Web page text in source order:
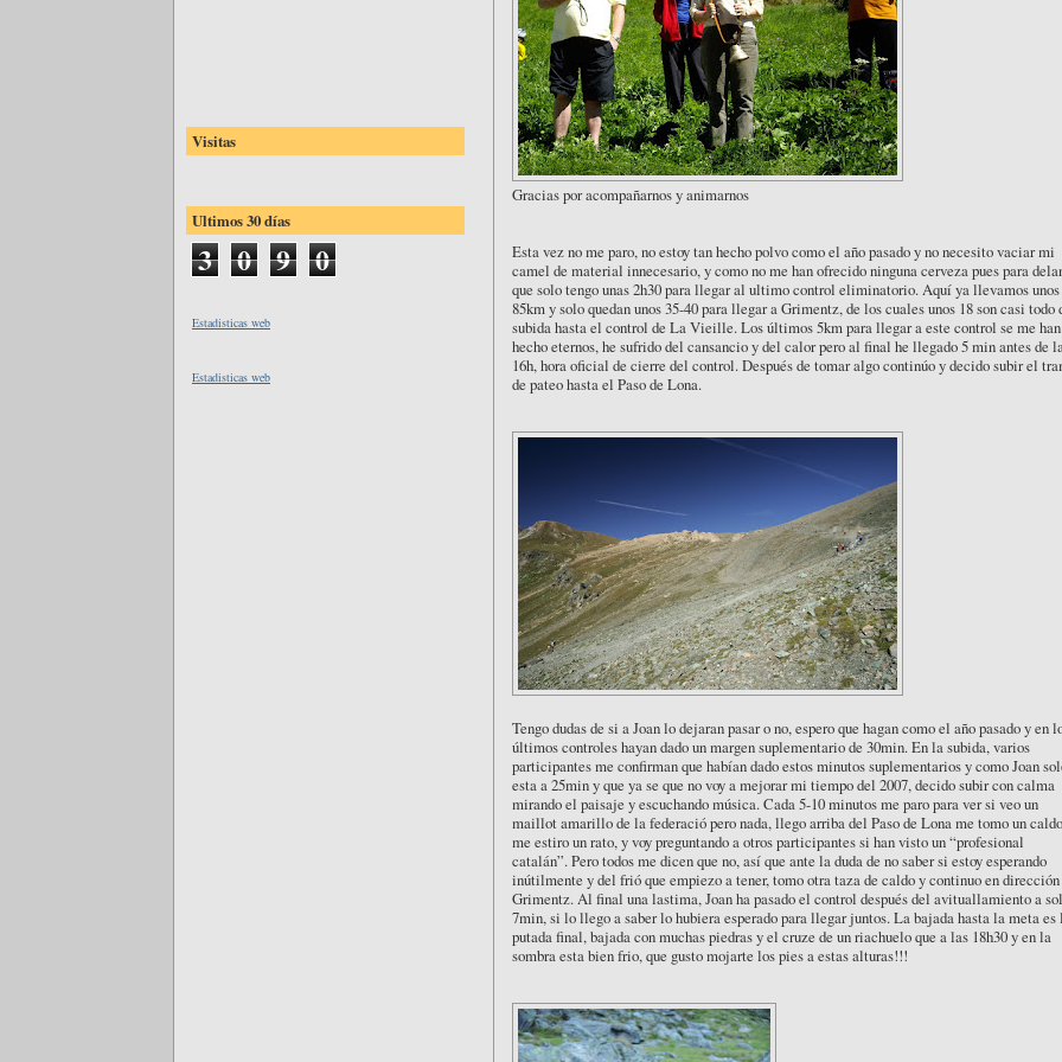
Visitas
Ultimos 30 días
3 0 9 0
Estadisticas web
Estadisticas web
Gracias por acompañarnos y animarnos
Esta vez no me paro, no estoy tan hecho polvo como el año pasado y no necesito vaciar mi
camel de material innecesario, y como no me han ofrecido ninguna cerveza pues para
que solo tengo unas 2h30 para llegar al ultimo control eliminatorio. Aquí ya llevamos unos
85km y solo quedan unos 35-40 para llegar a Grimentz, de los cuales unos 18 son casi todo
subida hasta el control de La Vieille. Los últimos 5km para llegar a este control se me han
hecho eternos, he sufrido del cansancio y del calor pero al final he llegado 5 min antes de
16h, hora oficial de cierre del control. Después de tomar algo continúo y decido subir el
de pateo hasta el Paso de Lona.
Tengo dudas de si a Joan lo dejaran pasar o no, espero que hagan como el año pasado y en
últimos controles hayan dado un margen suplementario de 30min. En la subida, varios
participantes me confirman que habían dado estos minutos suplementarios y como Joan
esta a 25min y que ya se que no voy a mejorar mi tiempo del 2007, decido subir con calma
mirando el paisaje y escuchando música. Cada 5-10 minutos me paro para ver si veo un
maillot amarillo de la federació pero nada, llego arriba del Paso de Lona me tomo un
me estiro un rato, y voy preguntando a otros participantes si han visto un “profesional
catalán”. Pero todos me dicen que no, así que ante la duda de no saber si estoy esperando
inútilmente y del frió que empiezo a tener, tomo otra taza de caldo y continuo en dirección
Grimentz. Al final una lastima, Joan ha pasado el control después del avituallamiento a
7min, si lo llego a saber lo hubiera esperado para llegar juntos. La bajada hasta la meta es
putada final, bajada con muchas piedras y el cruze de un riachuelo que a las 18h30 y en la
sombra esta bien frio, que gusto mojarte los pies a estas alturas!!!